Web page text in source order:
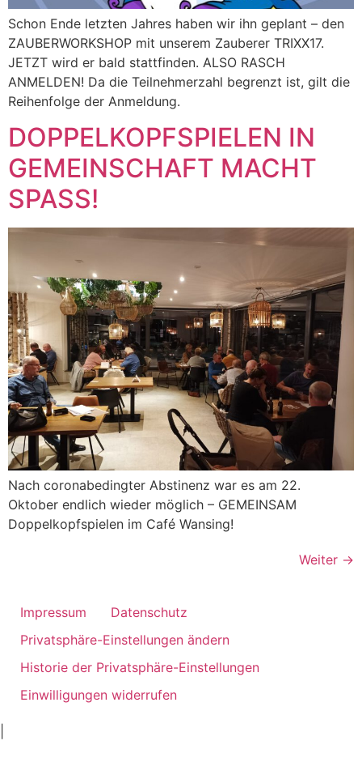
Schon Ende letzten Jahres haben wir ihn geplant – den
ZAUBERWORKSHOP mit unserem Zauberer TRIXX17.
JETZT wird er bald stattfinden. ALSO RASCH
ANMELDEN! Da die Teilnehmerzahl begrenzt ist, gilt die
Reihenfolge der Anmeldung.
DOPPELKOPFSPIELEN IN
GEMEINSCHAFT MACHT
SPASS!
Nach coronabedingter Abstinenz war es am 22.
Oktober endlich wieder möglich – GEMEINSAM
Doppelkopfspielen im Café Wansing!
Weiter →
Impressum
Datenschutz
Privatsphäre-Einstellungen ändern
Historie der Privatsphäre-Einstellungen
Einwilligungen widerrufen